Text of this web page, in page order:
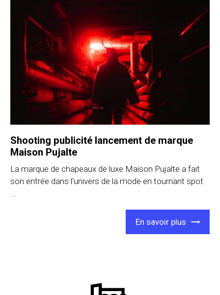
Shooting publicité lancement de marque
Maison Pujalte
La marque de chapeaux de luxe Maison Pujalte a fait
son entrée dans l'univers de la mode en tournant spot
En savoir plus